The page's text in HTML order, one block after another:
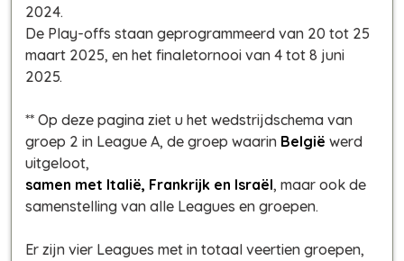
2024.
De Play-offs staan geprogrammeerd van 20 tot 25
maart 2025, en het finaletornooi van 4 tot 8 juni
2025.
** Op deze pagina ziet u het wedstrijdschema van
groep 2 in League A, de groep waarin België werd
uitgeloot,
samen met Italië, Frankrijk en Israël, maar ook de
samenstelling van alle Leagues en groepen.
Er zijn vier Leagues met in totaal veertien groepen,